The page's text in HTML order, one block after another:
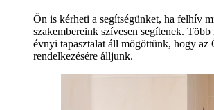
Ön is kérheti a segítségünket, ha felhív
szakembereink szívesen segítenek.
évnyi tapasztalat áll mögöttünk, hogy az
rendelkezésére álljunk.